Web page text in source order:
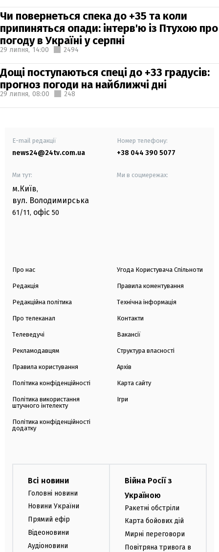
Чи повернеться спека до +35 та коли
припиняться опади: інтерв'ю із Птухою про
погоду в Україні у серпні
29 липня, 14:00 2494
Дощі поступаються спеці до +33 градусів:
прогноз погоди на найближчі дні
29 липня, 08:00 248
E-mail редакції
news24@24tv.com.ua
Номер телефону:
+38 044 390 5077
Ми тут:
м.Київ,
вул. Володимирська
61/11, офіс 50
Ми в соцмережах:
Про нас
Редакція
Редакційна політика
Про телеканал
Телеведучі
Рекламодавцям
Правила користування
Політика конфіденційності
Політика використання
штучного інтелекту
Політика конфіденційності
додатку
Угода Користувача Спільноти
Правила коментування
Технічна інформація
Контакти
Вакансії
Структура власності
Архів
Карта сайту
Ігри
Всі новини
Головні новини
Новини України
Прямий ефір
Відеоновини
Аудіоновини
Війна Росії з
Україною
Ракетні обстріли
Карта бойових дій
Мирні переговори
Повітряна тривога в